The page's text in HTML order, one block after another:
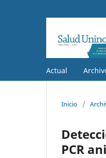
Actual
Inicio /
PCR